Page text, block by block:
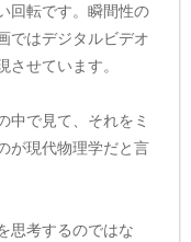
回転です。瞬間性の
ではデジタルビデオ
させています。
中で見て、それをミ
が現代物理学だと言
思考するのではな